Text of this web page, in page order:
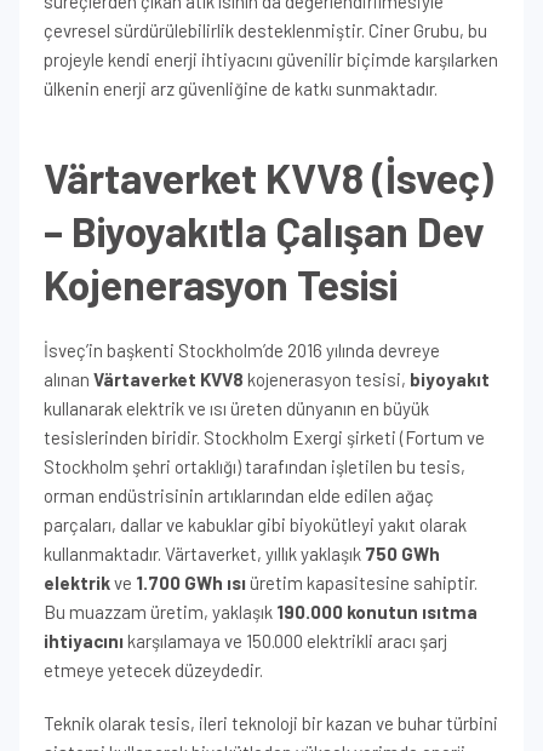
çevresel sürdürülebilirlik desteklenmiştir. Ciner Grubu, bu
projeyle kendi enerji ihtiyacını güvenilir biçimde karşılarken
ülkenin enerji arz güvenliğine de katkı sunmaktadır.
Värtaverket KVV8 (İsveç)
– Biyoyakıtla Çalışan Dev
Kojenerasyon Tesisi
İsveç’in başkenti Stockholm’de 2016 yılında devreye
alınan Värtaverket KVV8 kojenerasyon tesisi, biyoyakıt
kullanarak elektrik ve ısı üreten dünyanın en büyük
tesislerinden biridir. Stockholm Exergi şirketi (Fortum ve
Stockholm şehri ortaklığı) tarafından işletilen bu tesis,
orman endüstrisinin artıklarından elde edilen ağaç
parçaları, dallar ve kabuklar gibi biyokütleyi yakıt olarak
kullanmaktadır. Värtaverket, yıllık yaklaşık 750 GWh
elektrikve 1.700 GWh ısı üretim kapasitesine sahiptir.
Bu muazzam üretim, yaklaşık 190.000 konutun ısıtma
ihtiyacını karşılamaya ve 150.000 elektrikli aracı şarj
etmeye yetecek düzeydedir.
Teknik olarak tesis, ileri teknoloji bir kazan ve buhar türbini